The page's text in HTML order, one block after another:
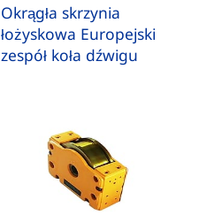
Okrągła skrzynia
łożyskowa Europejski
zespół koła dźwigu